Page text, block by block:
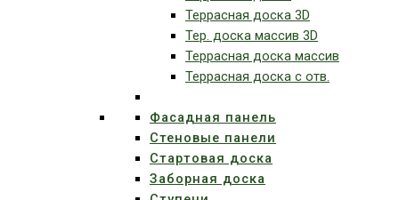
Террасная доска 3D
Тер. доска массив 3D
Террасная доска массив
Террасная доска с отв.
Фасадная панель
Стеновые панели
Стартовая доска
Заборная доска